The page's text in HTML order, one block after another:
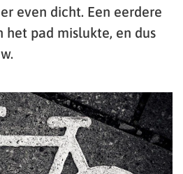
even dicht. Een eerdere
het pad mislukte, en dus